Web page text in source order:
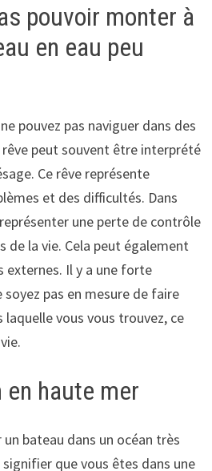
pouvoir monter à
en eau peu
pouvez pas naviguer dans des
peut souvent être interprété
Ce rêve représente
et des difficultés. Dans
une perte de contrôle
de la vie. Cela peut également
externes. Il y a une forte
pas en mesure de faire
vous vous trouvez, ce
en haute mer
un bateau dans un océan très
que vous êtes dans une